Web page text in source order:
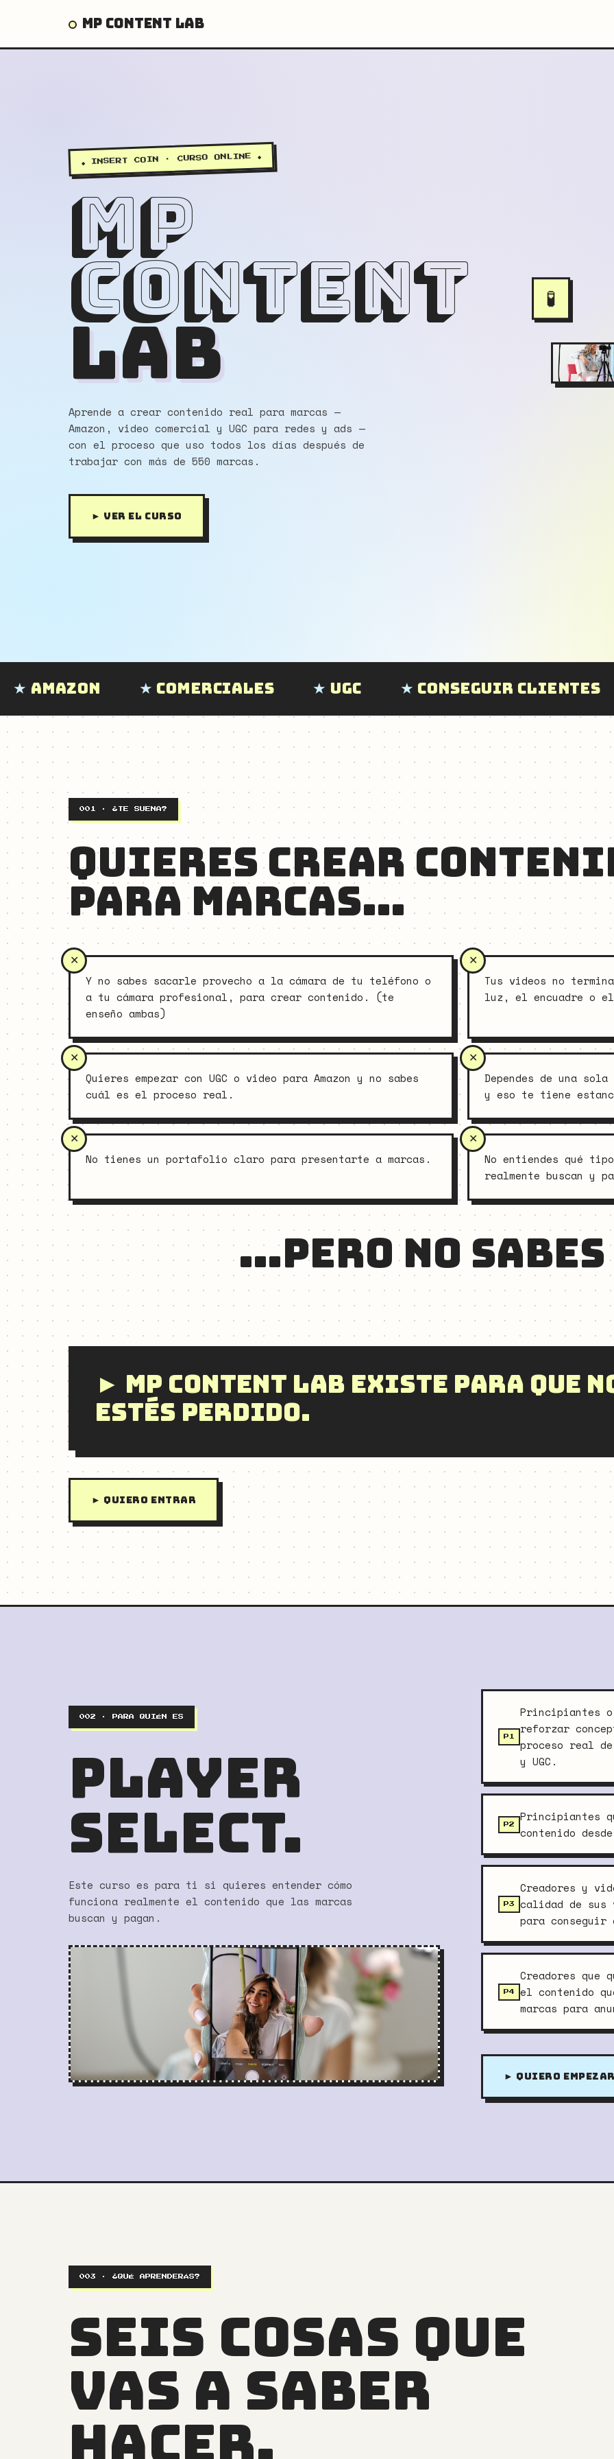
MP CONTENT LAB
◆ INSERT COIN · CURSO ONLINE ◆
MP
CONTENT
LAB
Aprende a crear contenido real para marcas —
Amazon, video comercial y UGC para redes y ads —
con el proceso que uso todos los días después de
trabajar con más de 550 marcas.
► VER EL CURSO
🧪
Comerciales UGC Conseguir Clientes
001 · ¿TE SUENA?
QUIERES CREAR
PARA MARCAS…
Y no sabes sacarle provecho a la cámara de tu teléfono o
a tu cámara profesional, para crear contenido. (te
enseño ambas)
Tus videos no
luz, el encuadre o
Quieres empezar con UGC o video para Amazon y no sabes
cuál es el proceso real.
Dependes de una
y eso te tiene
No tienes un portafolio claro para presentarte a marcas.
No entiendes qué
realmente buscan y
…PERO NO SABES
► MP CONTENT LAB EXISTE PARA QUE
ESTÉS PERDIDO.
► QUIERO ENTRAR
002 · PARA QUIÉN ES
PLAYER
SELECT.
Este curso es para ti si quieres entender cómo
funciona realmente el contenido que las marcas
buscan y pagan.
P1
Principiantes o
reforzar
proceso real
y UGC.
P2
Principiantes
contenido
P3
Creadores y
calidad de sus
para
P4
Creadores que
el contenido
marcas para
► QUIERO
003 · ¿QUÉ APRENDERÁS?
SEIS COSAS QUE
VAS A SABER
HACER.